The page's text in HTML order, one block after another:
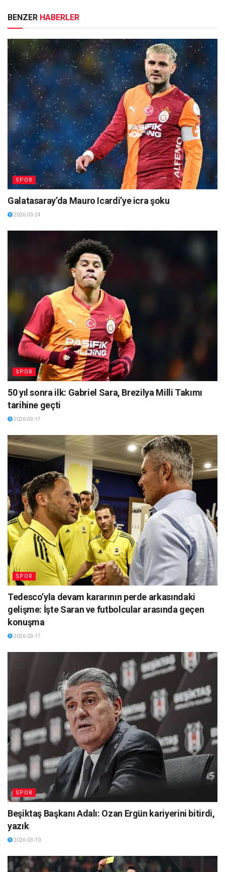
BENZER HABERLER
SPOR
Galatasaray’da Mauro Icardi’ye icra şoku
2026-03-24
SPOR
50 yıl sonra ilk: Gabriel Sara, Brezilya Milli Takımı
tarihine geçti
2026-03-17
SPOR
Tedesco’yla devam kararının perde arkasındaki
gelişme: İşte Saran ve futbolcular arasında geçen
konuşma
2026-03-17
SPOR
Beşiktaş Başkanı Adalı: Ozan Ergün kariyerini bitirdi,
yazık
2026-03-10